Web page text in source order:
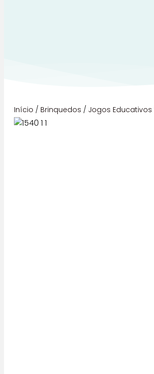
Início / Brinquedos / Jogos Educativos